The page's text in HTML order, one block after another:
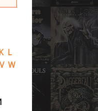
L
V W